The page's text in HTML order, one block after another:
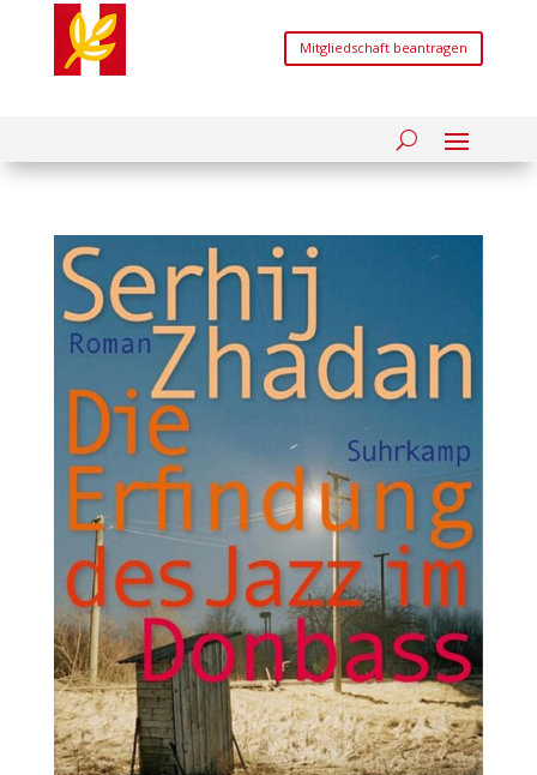
Mitgliedschaft beantragen